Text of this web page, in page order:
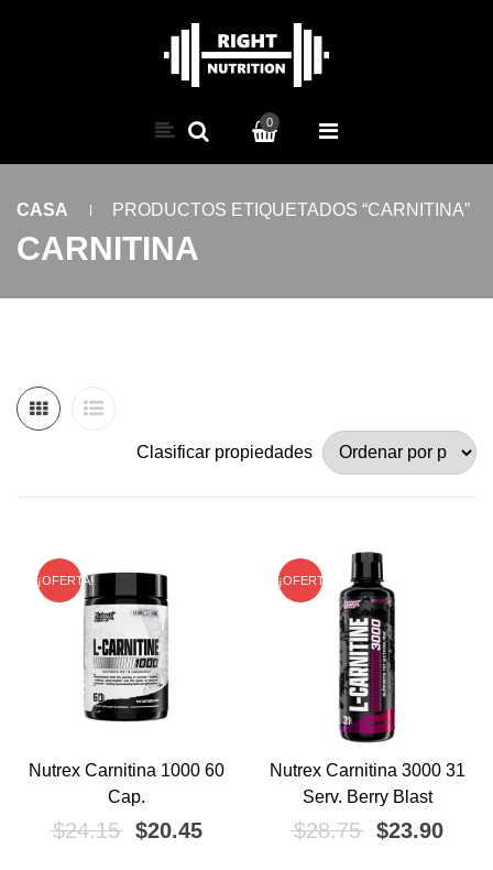
0
CASA PRODUCTOS ETIQUETADOS “CARNITINA”
CARNITINA
Clasificar propiedades
¡OFERTA!
Nutrex Carnitina 1000 60
Cap.
$24.15 El precio original era: $24.15.
$20.45El precio actual es: $20.45.
¡OFERTA!
Nutrex Carnitina 3000 31
Serv. Berry Blast
$28.75 El precio
$23.90El